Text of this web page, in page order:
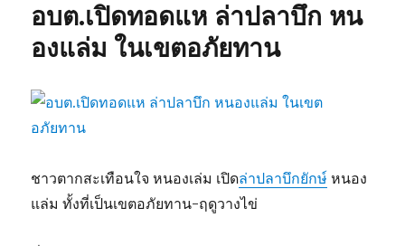
อบต.เปิดทอดแห ล่าปลาบึก หน
องแล่ม ในเขตอภัยทาน
ชาวตากสะเทือนใจ หนองเล่ม เปิดล่าปลาบึกยักษ์ หนอง
แล่ม ทั้งที่เป็นเขตอภัยทาน-ฤดูวางไข่